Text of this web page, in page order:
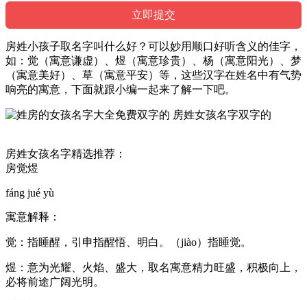
房姓小孩子取名字叫什么好？可以妙用顺口好听含义的佳字，
如：觉（寓意谦虚）、煜（寓意珍贵）、杨（寓意阳光）、梦
（寓意美好）、草（寓意平安）等，这些汉字在姓名中有气势
响亮的寓意，下面就跟小编一起来了解一下吧。
房姓女孩名字精选推荐：
房觉煜
fáng jué yù
寓意解释：
觉：指睡醒，引申指醒悟、明白。（jiào）指睡觉。
煜：意为光耀、火焰、盛大，取名寓意精力旺盛，积极向上，
必将前途广阔光明。